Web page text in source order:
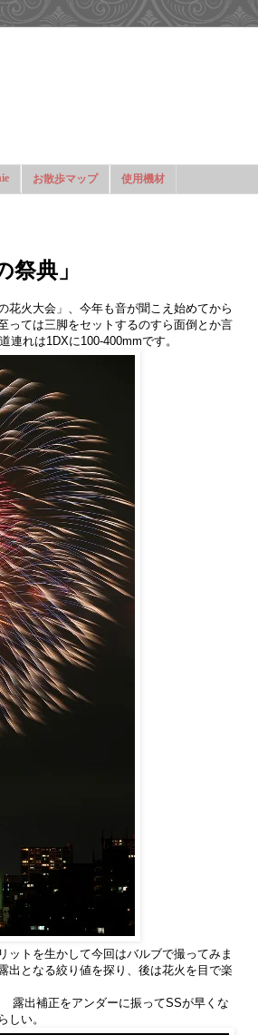
お散歩マップ 使用機材
典」
花火大会」、今年も音が聞こえ始めてから
ては三脚をセットするのすら面倒とか言
れは1DXに100-400mmです。
ットを生かして今回はバルブで撮ってみま
となる絞り値を探り、後は花火を目で楽
露出補正をアンダーに振ってSSが早くな
しい。